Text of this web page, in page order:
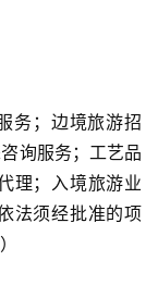
务；边境旅游招
询服务；工艺品
理；入境旅游业
法须经批准的项